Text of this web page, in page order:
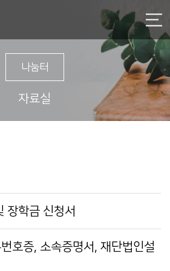
나눔터
자료실
장학금 신청서
호증, 소속증명서, 재단법인설